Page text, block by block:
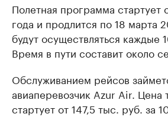
Полетная программа стартует
года и продлится по 18 марта
будут осуществляться каждые
Время в пути составит около
Обслуживанием рейсов
авиаперевозчик Azur Air. Цена
стартует от 147,5 тыс. руб. за